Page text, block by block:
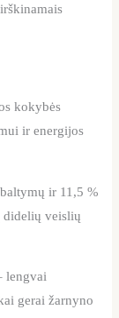
kokybės
ir energijos
ir 11,5 %
veislių
lengvai
gerai žarnyno